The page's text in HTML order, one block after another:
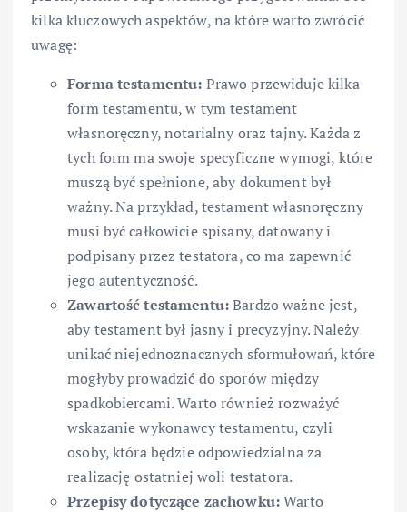
kilka kluczowych aspektów, na które warto zwrócić
uwagę:
Forma testamentu: Prawo przewiduje kilka
form testamentu, w tym testament
własnoręczny, notarialny oraz tajny. Każda z
tych form ma swoje specyficzne wymogi, które
muszą być spełnione, aby dokument był
ważny. Na przykład, testament własnoręczny
musi być całkowicie spisany, datowany i
podpisany przez testatora, co ma zapewnić
jego autentyczność.
Zawartość testamentu:Bardzo ważne jest,
aby testament był jasny i precyzyjny. Należy
unikać niejednoznacznych sformułowań, które
mogłyby prowadzić do sporów między
spadkobiercami. Warto również rozważyć
wskazanie wykonawcy testamentu, czyli
osoby, która będzie odpowiedzialna za
realizację ostatniej woli testatora.
Przepisy dotyczące zachowku:Warto